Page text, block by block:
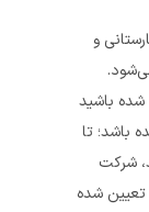
و
تا
شده